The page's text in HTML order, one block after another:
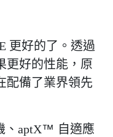
更好的了。透過
更好的性能，原
配備了業界領先
、 aptX™ 自適應